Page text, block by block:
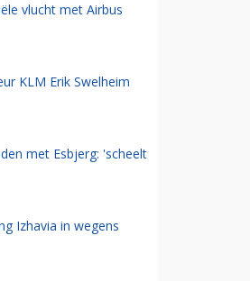
vlucht met Airbus
KLM Erik Swelheim
met Esbjerg: 'scheelt
Izhavia in wegens